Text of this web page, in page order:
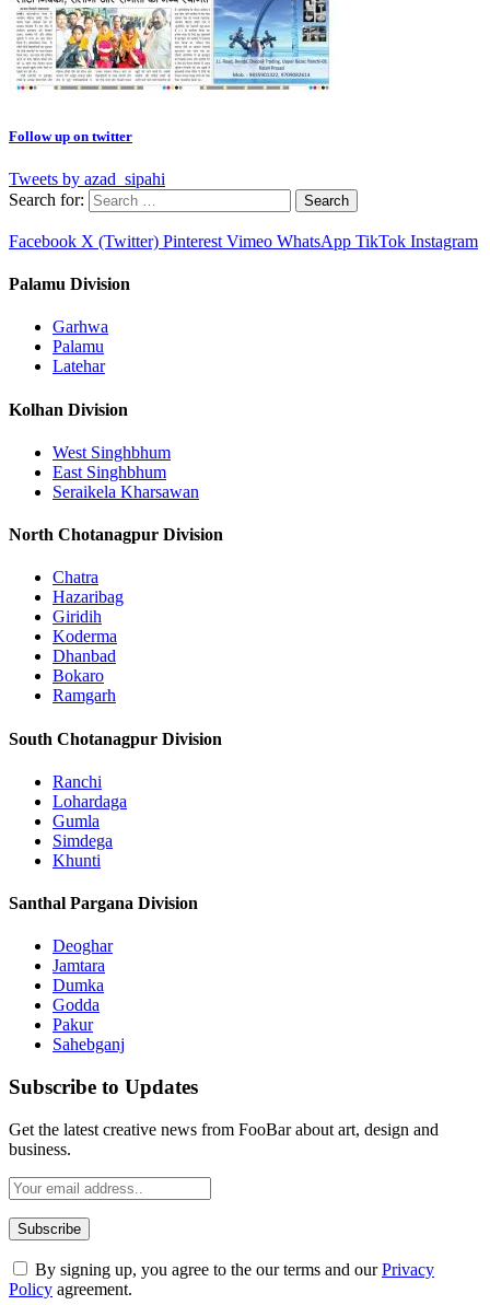
Follow up on twitter
Tweets by azad_sipahi
Search for:
Facebook X (Twitter) Pinterest Vimeo WhatsApp TikTok Instagram
Palamu Division
Garhwa
Palamu
Latehar
Kolhan Division
West Singhbhum
East Singhbhum
Seraikela Kharsawan
North Chotanagpur Division
Chatra
Hazaribag
Giridih
Koderma
Dhanbad
Bokaro
Ramgarh
South Chotanagpur Division
Ranchi
Lohardaga
Gumla
Simdega
Khunti
Santhal Pargana Division
Deoghar
Jamtara
Dumka
Godda
Pakur
Sahebganj
Subscribe to Updates
Get the latest creative news from FooBar about art, design and
business.
By signing up, you agree to the our terms and ourPrivacy
Policy agreement.